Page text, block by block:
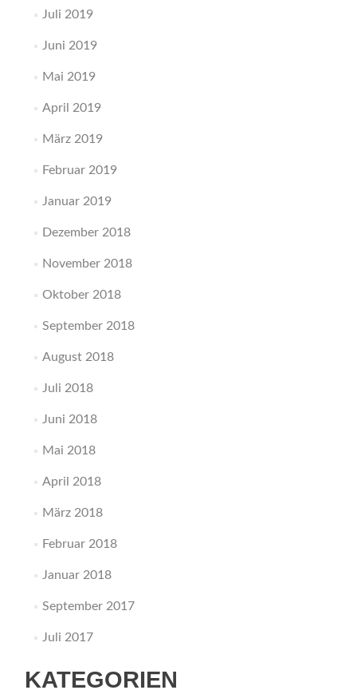
Juli 2019
Juni 2019
Mai 2019
April 2019
März 2019
Februar 2019
Januar 2019
Dezember 2018
November 2018
Oktober 2018
September 2018
August 2018
Juli 2018
Juni 2018
Mai 2018
April 2018
März 2018
Februar 2018
Januar 2018
September 2017
Juli 2017
KATEGORIEN